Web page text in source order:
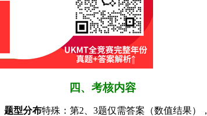
四、考核内容
题型分布特殊：第2、3题仅需答案（数值结果）